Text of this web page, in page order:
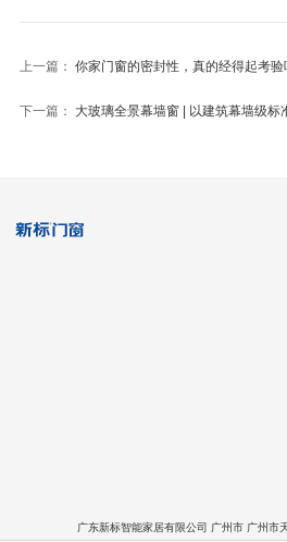
上一篇： 你家门窗的密封性，真的经得起考验
下一篇： 大玻璃全景幕墙窗 | 以建筑幕墙级标
广东新标智能家居有限公司 广州市 广州市